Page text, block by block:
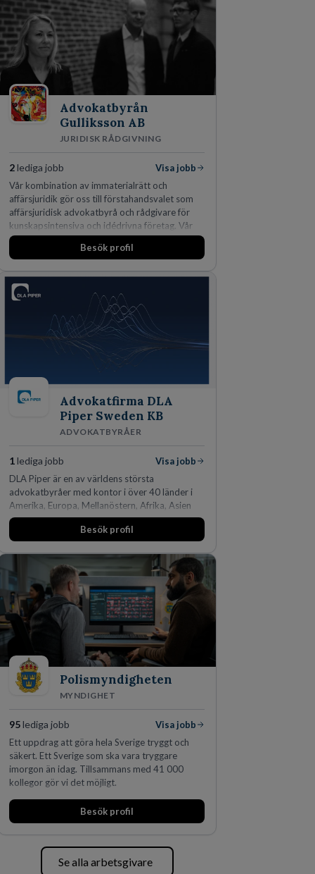
Advokatbyrån
Gulliksson AB
JURIDISK RÅDGIVNING
2lediga jobb
Visa jobb
Vår kombination av immaterialrätt och
affärsjuridik gör oss till förstahandsvalet som
affärsjuridisk advokatbyrå och rådgivare för
kunskapsintensiva och idédrivna företag. Vår
expertis inom IP-tillgångar har gett oss en
marknadsledande position. Våra klienter väljer
skydda, utveckla och kommersialisera
företagets viktigaste tillgångar.
Besök profil
Advokatfirma DLA
Piper Sweden KB
ADVOKATBYRÅER
1lediga jobb
Visa jobb
DLA Piper är en av världens största
advokatbyråer med kontor i över 40 länder i
Amerika, Europa, Mellanöstern, Afrika, Asien
och Oceanien. Vi är specialister inom
affärsjuridikens alla områden och vi har några
fler än 450 jurister på fem kontor i Stockholm,
Köpenhamn, Århus, Oslo och Helsingfors kan vi
på DLA Piper erbjuda våra klienter en unik,
effektiv och gränsöverskridande nordisk
expertis. På vårt kontor i centrala Stockholm är
vi idag drygt 240 medarbetare.
Besök profil
Polismyndigheten
MYNDIGHET
95lediga jobb
Visa jobb
Ett uppdrag att göra hela Sverige tryggt och
säkert. Ett Sverige som ska vara tryggare
imorgon än idag. Tillsammans med 41 000
kollegor gör vi det möjligt.
Besök profil
Se alla arbetsgivare